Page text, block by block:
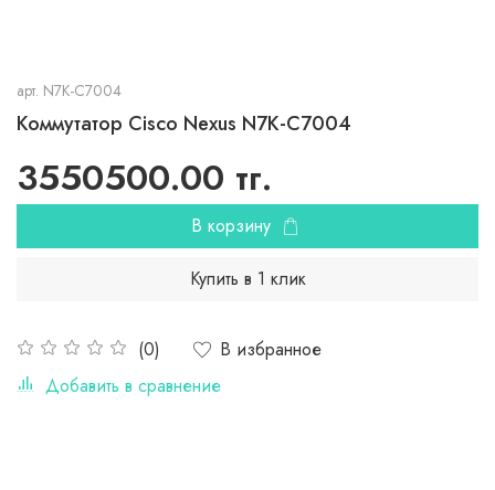
арт. N7K-C7004
Коммутатор Cisco Nexus N7K-C7004
(0)
В избранное
Добавить в сравнение
3550500.00 тг.
В корзину
Купить в 1 клик